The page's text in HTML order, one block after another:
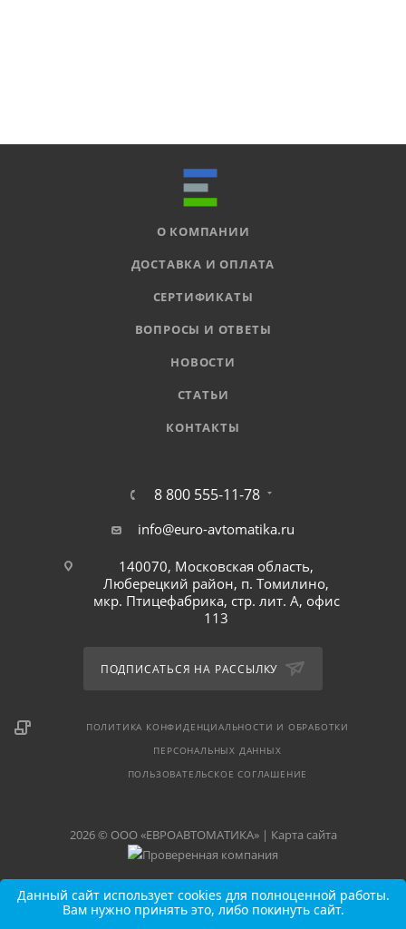
О КОМПАНИИ
ДОСТАВКА И ОПЛАТА
СЕРТИФИКАТЫ
ВОПРОСЫ И ОТВЕТЫ
НОВОСТИ
СТАТЬИ
КОНТАКТЫ
8 800 555-11-78
info@euro-avtomatika.ru
140070, Московская область,
Люберецкий район, п. Томилино,
мкр. Птицефабрика, стр. лит. А, офис
113
ПОДПИСАТЬСЯ НА РАССЫЛКУ
ПОЛИТИКА КОНФИДЕНЦИАЛЬНОСТИ И ОБРАБОТКИ
ПЕРСОНАЛЬНЫХ ДАННЫХ
ПОЛЬЗОВАТЕЛЬСКОЕ СОГЛАШЕНИЕ
2026 © ООО «ЕВРОАВТОМАТИКА» | Карта сайта
Данный сайт использует cookies для полноценной работы.
Вам нужно принять это, либо покинуть сайт.